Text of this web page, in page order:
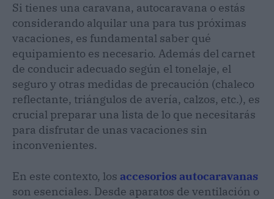
Si tienes una caravana, autocaravana o estás
considerando alquilar una para tus próximas
vacaciones, es fundamental saber qué
equipamiento es necesario. Además del carnet
de conducir adecuado según el tonelaje, el
seguro y otras medidas de precaución (chaleco
reflectante, triángulos de avería, calzos, etc.), es
crucial preparar una lista de lo que necesitarás
para disfrutar de unas vacaciones sin
inconvenientes.
En este contexto, los accesorios autocaravanas
son esenciales. Desde aparatos de ventilación o